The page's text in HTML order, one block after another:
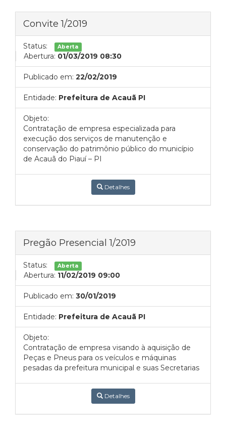
Convite 1/2019
Status: Aberta
Abertura: 01/03/2019 08:30
Publicado em: 22/02/2019
Entidade: Prefeitura de Acauã PI
Objeto:
Contratação de empresa especializada para
execução dos serviços de manutenção e
conservação do patrimônio público do município
de Acauã do Piauí – PI
Detalhes
Pregão Presencial 1/2019
Status: Aberta
Abertura: 11/02/2019 09:00
Publicado em: 30/01/2019
Entidade: Prefeitura de Acauã PI
Objeto:
Contratação de empresa visando à aquisição de
Peças e Pneus para os veículos e máquinas
pesadas da prefeitura municipal e suas Secretarias
Detalhes